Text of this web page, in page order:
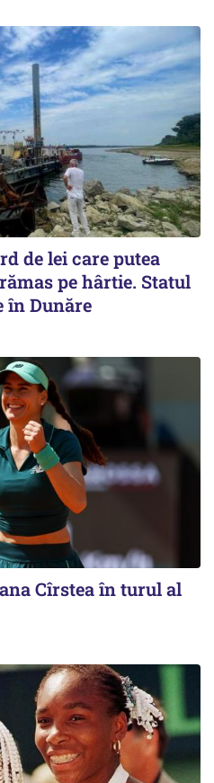
de lei care putea
pe hârtie. Statul
în Dunăre
Cîrstea în turul al